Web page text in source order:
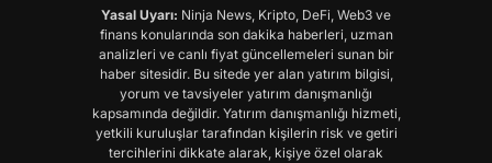
Yasal Uyarı: Ninja News, Kripto, DeFi, Web3 ve
finans konularında son dakika haberleri, uzman
analizleri ve canlı fiyat güncellemeleri sunan bir
haber sitesidir. Bu sitede yer alan yatırım bilgisi,
yorum ve tavsiyeler yatırım danışmanlığı
kapsamında değildir. Yatırım danışmanlığı hizmeti,
yetkili kuruluşlar tarafından kişilerin risk ve getiri
tercihlerini dikkate alarak, kişiye özel olarak